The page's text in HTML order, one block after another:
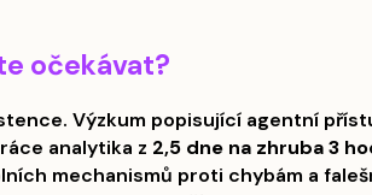
očekávat?
Výzkum popisující agentní
analytika z 2,5 dne na zhruba 3
mechanismů proti chybám a